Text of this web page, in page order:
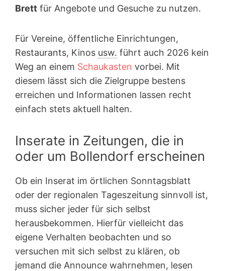
Brett für Angebote und Gesuche zu nutzen.
Für Vereine, öffentliche Einrichtungen,
Restaurants, Kinos usw. führt auch 2026 kein
Weg an einem Schaukasten vorbei. Mit
diesem lässt sich die Zielgruppe bestens
erreichen und Informationen lassen recht
einfach stets aktuell halten.
Inserate in Zeitungen, die in
oder um Bollendorf erscheinen
Ob ein Inserat im örtlichen Sonntagsblatt
oder der regionalen Tageszeitung sinnvoll ist,
muss sicher jeder für sich selbst
herausbekommen. Hierfür vielleicht das
eigene Verhalten beobachten und so
versuchen mit sich selbst zu klären, ob
jemand die Announce wahrnehmen, lesen